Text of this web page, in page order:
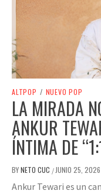
ALTPOP / NUEVO POP
LA MIRADA
ANKUR
ÍNTIMA DE
BYNETO CUC / JUNIO 25, 2026
Ankur Tewari es un